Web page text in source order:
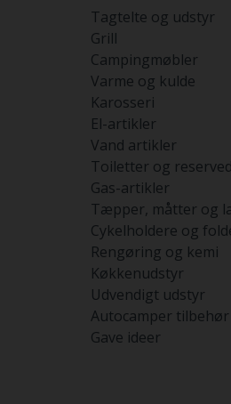
Tagtelte og udstyr
Grill
Campingmøbler
Varme og kulde
Karosseri
El-artikler
Vand artikler
Toiletter og
Gas-artikler
Tæpper, måtter og
Cykelholdere og
Rengøring og kemi
Køkkenudstyr
Udvendigt udstyr
Autocamper tilbehør
Gave ideer